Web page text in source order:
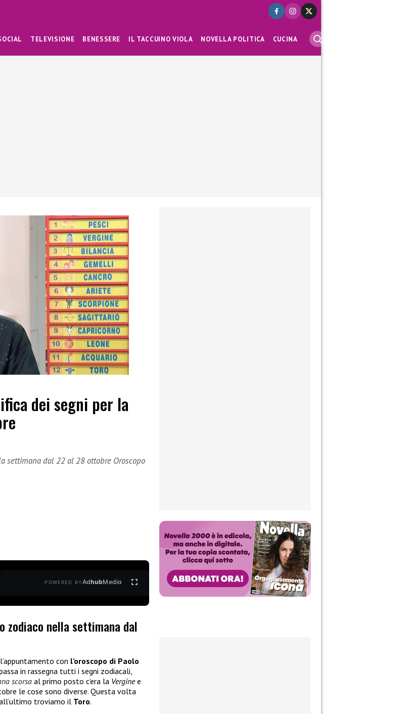
TELEVISIONE BENESSERE IL TACCUINO VIOLA NOVELLA POLITICA CUCINA
dei segni per la
settimana dal 22 al 28 ottobre Oroscopo
POWERED BYAdhubMedia
zodiaco nella settimana dal
con l’oroscopo di Paolo
in rassegna tutti i segni zodiacali,
scorsaal primo posto c’era la Verginee
le cose sono diverse. Questa volta
troviamo il Toro.